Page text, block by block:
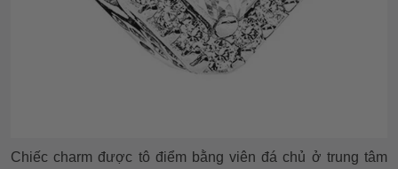
Chiếc charm được tô điểm bằng viên đá chủ ở trung tâm